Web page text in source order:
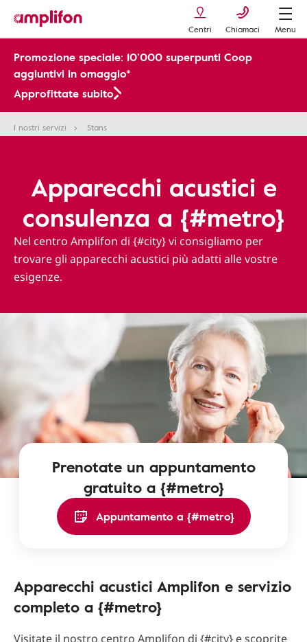
Centri Chiamaci Menu
Promozione speciale: 10’000 superpunti Coop
aggiuntivi in omaggio*
Approfittate subito
I nostri servizi Stans
Apparecchi acustici e
consulenza a {#metro}
Nel centro Amplifon di {#city} vi consigliamo per
trovare gli apparecchi acustici più adatti alle vostre
esigenze.
Prenotate un appuntamento
gratuito a {#metro}
Appuntamento a {#metro}
Apparecchi acustici Amplifon e servizio
completo a {#metro}
Visitate il nostro centro Amplifon di {#city} e scoprite